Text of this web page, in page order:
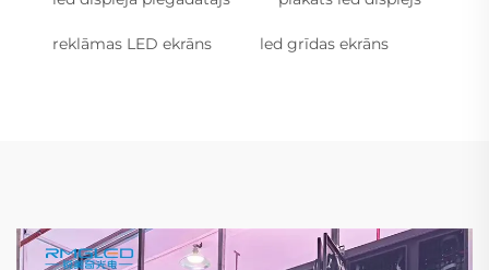
reklāmas LED ekrāns led grīdas ekrāns